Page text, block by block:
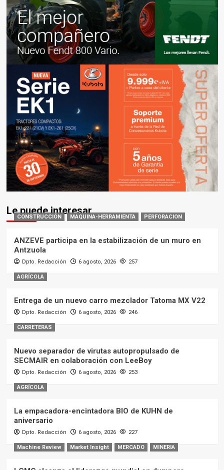
Le puede interesar
CONSTRUCCIÓN MAQUINA-HERRAMIENTA PERFORACION
ANZEVE participa en la estabilización de un muro en
Antzuola
Dpto. Redacción 6 agosto, 2026 257
AGRÍCOLA
Entrega de un nuevo carro mezclador Tatoma MX V22
Dpto. Redacción 6 agosto, 2026 246
CARRETERAS
Nuevo separador de virutas autopropulsado de
SECMAIR en colaboración con LeeBoy
Dpto. Redacción 6 agosto, 2026 253
AGRÍCOLA
La empacadora-encintadora BIO de KUHN de
aniversario
Dpto. Redacción 6 agosto, 2026 227
Machine Review Market Insight MERCADO MINERIA